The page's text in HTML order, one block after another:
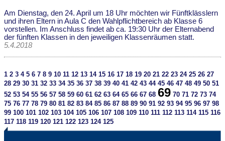
Am Dienstag, den 24. April um 18 Uhr möchten wir Fünftklässlern
und ihren Eltern in Aula C den Wahlpflichtbereich ab Klasse 6
vorstellen. Im Anschluss findet ab ca. 19:30 Uhr der Elternabend
der fünften Klassen in den jeweiligen Klassenräumen statt.
5.4.2018
1 2 3 4 5 6 7 8 9 10 11 12 13 14 15 16 17 18 19 20 21 22 23 24 25 26 27
28 29 30 31 32 33 34 35 36 37 38 39 40 41 42 43 44 45 46 47 48 49 50 51
52 53 54 55 56 57 58 59 60 61 62 63 64 65 66 67 68 69 70 71 72 73 74
75 76 77 78 79 80 81 82 83 84 85 86 87 88 89 90 91 92 93 94 95 96 97 98
99 100 101 102 103 104 105 106 107 108 109 110 111 112 113 114 115 116
117 118 119 120 121 122 123 124 125